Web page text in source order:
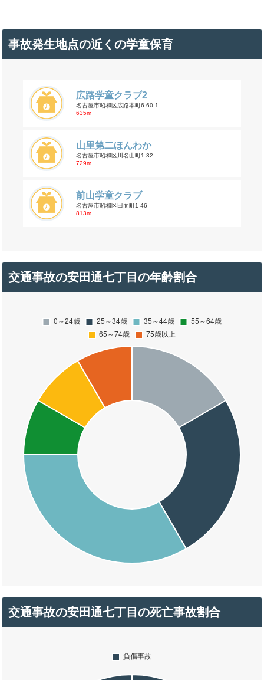
事故発生地点の近くの学童保育
広路学童クラブ2
名古屋市昭和区広路本町6-60-1
635m
山里第二ほんわか
名古屋市昭和区川名山町1-32
729m
前山学童クラブ
名古屋市昭和区田面町1-46
813m
交通事故の安田通七丁目の年齢割合
交通事故の安田通七丁目の死亡事故割合